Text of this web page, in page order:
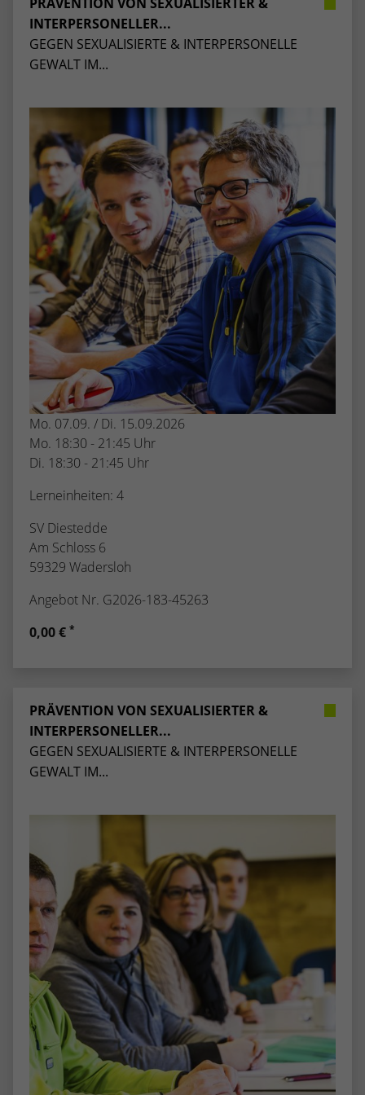
INTERPERSONELLER...
GEGEN SEXUALISIERTE & INTERPERSONELLE
GEWALT IM...
Mo. 07.09. / Di. 15.09.2026
Mo. 18:30 - 21:45 Uhr
Di. 18:30 - 21:45 Uhr
Lerneinheiten: 4
SV Diestedde
Am Schloss 6
59329 Wadersloh
Angebot Nr. G2026-183-45263
0,00 € *
PRÄVENTION VON SEXUALISIERTER &
INTERPERSONELLER...
GEGEN SEXUALISIERTE & INTERPERSONELLE
GEWALT IM...
stammen, und die Seiten in anonymisierter
Form.
Anbieter Google Analytics
Laufzeit 1 Minute
Zweck
Dieser Cookie identifiziert die Besucher
nach Alter, Geschlecht oder Interessen
und nutzt dazu den DoubleClick des
Google Tag Manager, um die gezielte
Anzeigenplatzierung zu vereinfachen.